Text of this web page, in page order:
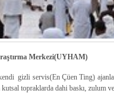
Merkezi(UYHAM)
gizli servis(En Çüen Ting)
kutsal topraklarda dahi baskı, zulum